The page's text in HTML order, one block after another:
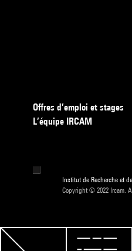
Offres d’emploi et stages
L’équipe IRCAM
Institut de Recherche et
Copyright © 2022 Ircam.